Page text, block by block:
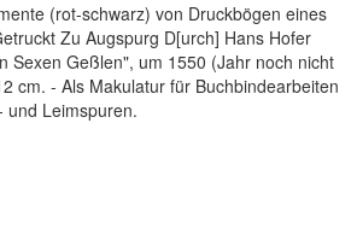
(rot-schwarz) von Druckbögen eines
Zu Augspurg D[urch] Hans Hofer
Sexen Geßlen", um 1550 (Jahr noch nicht
cm. - Als Makulatur für Buchbindearbeiten
und Leimspuren.